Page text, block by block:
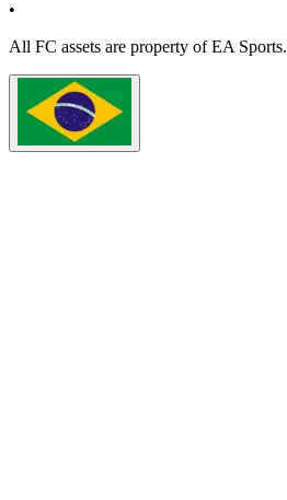
•
All FC assets are property of EA Sports.